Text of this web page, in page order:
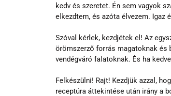
kedv és szeretet. Én sem vagyok
elkezdtem, és azóta élvezem. Igaz
Szóval kérlek, kezdjétek el! Az
örömszerző forrás magatoknak és
vendégváró falatoknak. És ha
Felkészülni! Rajt! Kezdjük azzal,
receptúra áttekintése után irány a